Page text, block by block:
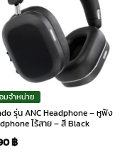
มจำหน่าย
รุ่น ANC Headphone – หูฟัง
ไร้สาย – สี Black
฿